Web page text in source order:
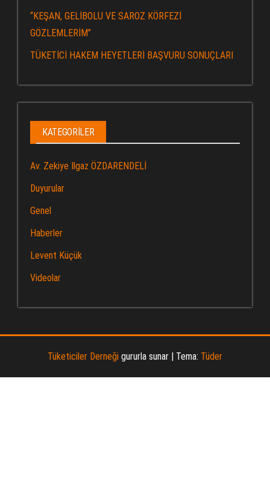
“KEŞAN, GELİBOLU VE SAROZ KÖRFEZİ
GÖZLEMLERİM”
TÜKETİCİ HAKEM HEYETLERİ BAŞVURU SONUÇLARI
KATEGORILER
Av. Zekiye Ilgaz ÖZDARENDELİ
Duyurular
Genel
Haberler
Levent Küçük
Videolar
Tüketiciler Derneği gururla sunar | Tema: Tüder